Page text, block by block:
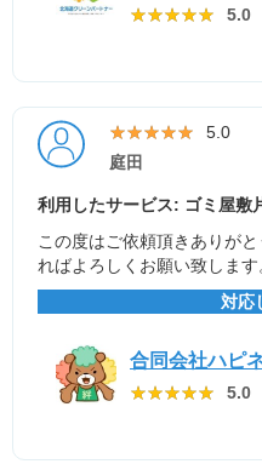
★★★★★
★★★★★ 5.0
★★★★★
★★★★★ 5.0
庭田
利用したサービス: ゴミ屋敷
この度はご依頼頂きありが
ればよろしくお願い致します
対応
合同会社ハピ
★★★★★
★★★★★ 5.0